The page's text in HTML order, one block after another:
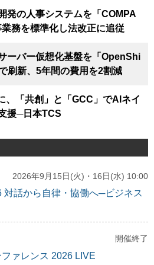
発の人事システムを「COMPA
務を標準化し法改正に追従
ーバー仮想化基盤を「OpenShi
刷新、5年間の費用を2割減
、「共創」と「GCC」でAIネイ
援─日本TCS
2026年9月15日(火)・16日(水) 10:00
対話から自律・協働へ─ビジネス
開催終了
ァレンス 2026 LIVE